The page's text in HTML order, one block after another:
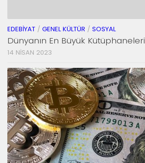
EDEBIYAT / GENEL KÜLTÜR / SOSYAL
Dünyanın En Büyük Kütüphaneleri
14 NISAN 2023